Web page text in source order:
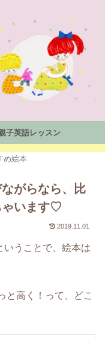
子英語レッスン
め絵本
がらなら、比
ゃいます♡
2019.11.01
いうことで、絵本は
高く！って、どこ